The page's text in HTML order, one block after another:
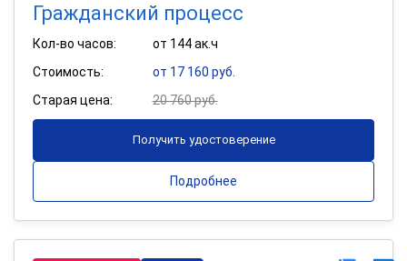
Гражданский процесс
Кол-во часов:
от 144 ак.ч
Стоимость:
от 17 160 руб.
Старая цена:
20 760 руб.
Получить удостоверение
Подробнее